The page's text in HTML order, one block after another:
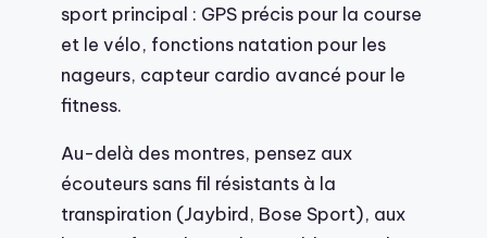
sport principal : GPS précis pour la course
et le vélo, fonctions natation pour les
nageurs, capteur cardio avancé pour le
fitness.
Au-delà des montres, pensez aux
écouteurs sans fil résistants à la
transpiration (Jaybird, Bose Sport), aux